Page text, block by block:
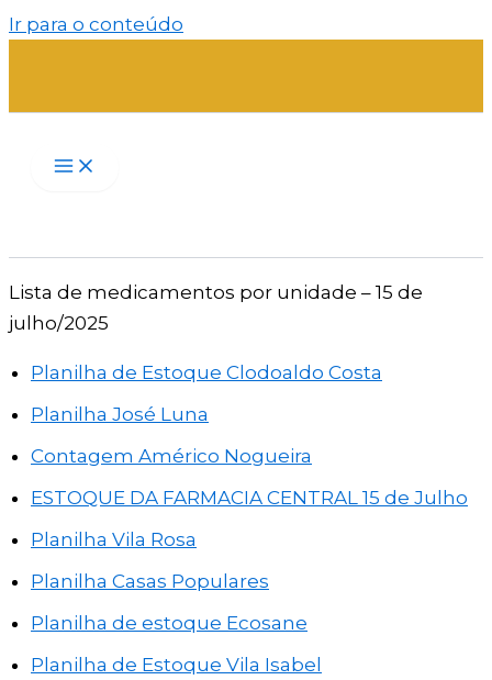
Ir para o conteúdo
Lista de medicamentos por unidade – 15 de
julho/2025
Planilha de Estoque Clodoaldo Costa
Planilha José Luna
Contagem Américo Nogueira
ESTOQUE DA FARMACIA CENTRAL 15 de Julho
Planilha Vila Rosa
Planilha Casas Populares
Planilha de estoque Ecosane
Planilha de Estoque Vila Isabel